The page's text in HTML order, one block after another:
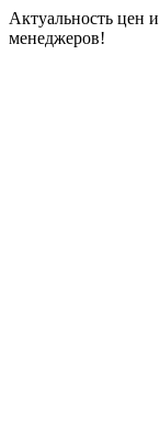
Актуальность цен
менеджеров!